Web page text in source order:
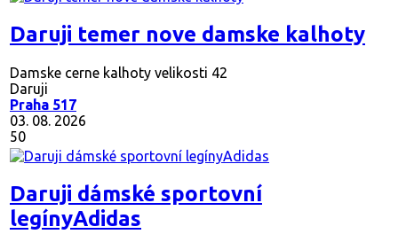
Daruji temer nove damske kalhoty
Damske cerne kalhoty velikosti 42
Daruji
Praha 517
03. 08. 2026
50
Daruji dámské sportovní
legínyAdidas